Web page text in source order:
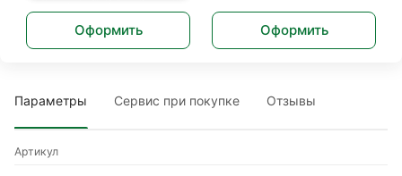
Оформить Оформить
Параметры Сервис при покупке Отзывы
Артикул